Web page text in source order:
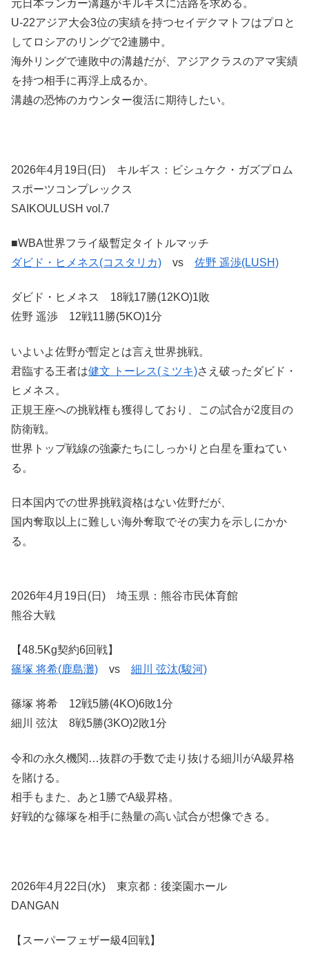
元日本ランカー溝越がキルギスに活路を求める。
U-22アジア大会3位の実績を持つセイデクマトフはプロと
してロシアのリングで2連勝中。
海外リングで連敗中の溝越だが、アジアクラスのアマ実績
を持つ相手に再浮上成るか。
溝越の恐怖のカウンター復活に期待したい。
2026年4月19日(日) キルギス：ビシュケク・ガズプロム
スポーツコンプレックス
SAIKOULUSH vol.7
■WBA世界フライ級暫定タイトルマッチ
ダビド・ヒメネス(コスタリカ) vs 佐野 遥渉(LUSH)
ダビド・ヒメネス 18戦17勝(12KO)1敗
佐野 遥渉 12戦11勝(5KO)1分
いよいよ佐野が暫定とは言え世界挑戦。
君臨する王者は健文 トーレス(ミツキ)さえ破ったダビド・
ヒメネス。
正規王座への挑戦権も獲得しており、この試合が2度目の
防衛戦。
世界トップ戦線の強豪たちにしっかりと白星を重ねてい
る。
日本国内での世界挑戦資格はない佐野だが、
国内奪取以上に難しい海外奪取でその実力を示しにかか
る。
2026年4月19日(日) 埼玉県：熊谷市民体育館
熊谷大戦
【48.5Kg契約6回戦】
篠塚 将希(鹿島灘) vs 細川 弦汰(駿河)
篠塚 将希 12戦5勝(4KO)6敗1分
細川 弦汰 8戦5勝(3KO)2敗1分
令和の永久機関…抜群の手数で走り抜ける細川がA級昇格
を賭ける。
相手もまた、あと1勝でA級昇格。
好戦的な篠塚を相手に熱量の高い試合が想像できる。
2026年4月22日(水) 東京都：後楽園ホール
DANGAN
【スーパーフェザー級4回戦】